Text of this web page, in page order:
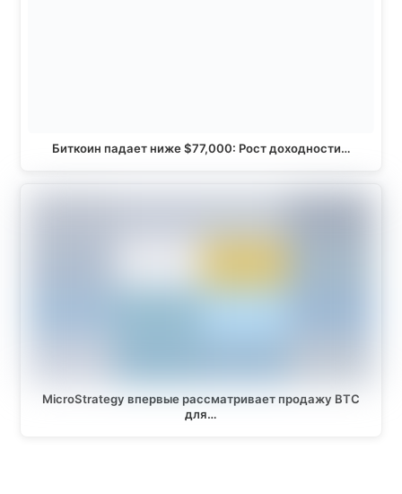
Биткоин падает ниже $77,000: Рост доходности…
MicroStrategy впервые рассматривает продажу BTC
для…